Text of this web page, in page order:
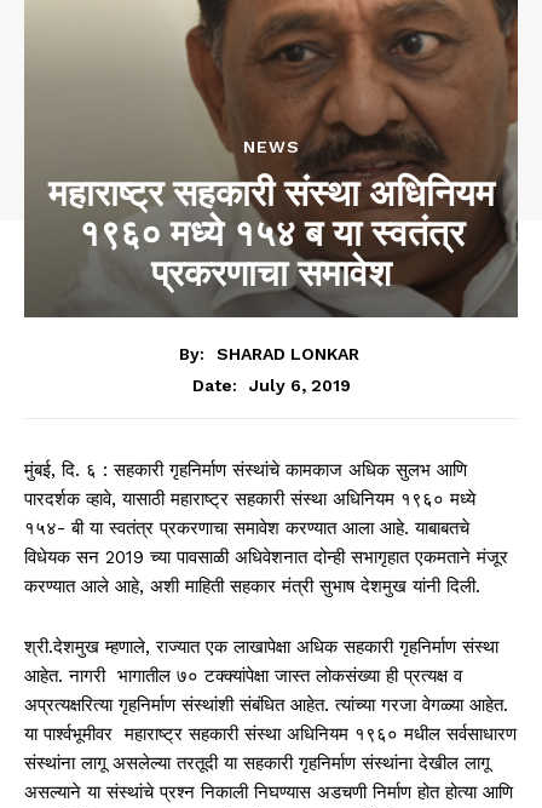
NEWS
महाराष्ट्र सहकारी संस्था अधिनियम
१९६० मध्ये १५४ ब या स्वतंत्र
प्रकरणाचा समावेश
By:
SHARAD LONKAR
Date:
July 6, 2019
मुंबई, दि. ६ : सहकारी गृहनिर्माण संस्थांचे कामकाज अधिक सुलभ आणि
पारदर्शक व्हावे, यासाठी महाराष्ट्र सहकारी संस्था अधिनियम १९६० मध्ये
१५४- बी या स्वतंत्र प्रकरणाचा समावेश करण्यात आला आहे. याबाबतचे
विधेयक सन 2019 च्या पावसाळी अधिवेशनात दोन्ही सभागृहात एकमताने मंजूर
करण्यात आले आहे, अशी माहिती सहकार मंत्री सुभाष देशमुख यांनी दिली.
श्री.देशमुख म्हणाले, राज्यात एक लाखापेक्षा अधिक सहकारी गृहनिर्माण संस्था
आहेत. नागरी भागातील ७० टक्क्यांपेक्षा जास्त लोकसंख्या ही प्रत्यक्ष व
अप्रत्यक्षरित्या गृहनिर्माण संस्थांशी संबंधित आहेत. त्यांच्या गरजा वेगळ्या आहेत.
या पार्श्वभूमीवर महाराष्ट्र सहकारी संस्था अधिनियम १९६० मधील सर्वसाधारण
संस्थांना लागू असलेल्या तरतूदी या सहकारी गृहनिर्माण संस्थांना देखील लागू
असल्याने या संस्थांचे प्रश्न निकाली निघण्यास अडचणी निर्माण होत होत्या आणि